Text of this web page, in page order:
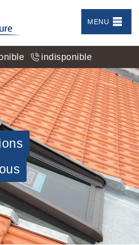
MENU
indisponible